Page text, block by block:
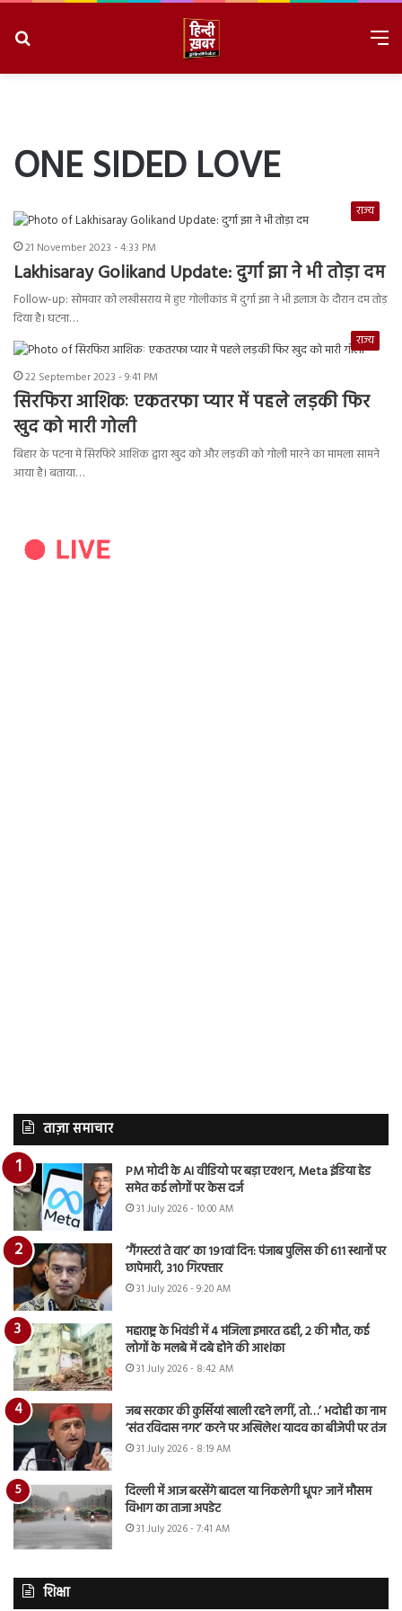
ONE SIDED LOVE
राज्य
21 November 2023 - 4:33 PM
Lakhisaray Golikand Update: दुर्गा झा ने भी तोड़ा दम
Follow-up: सोमवार को लखीसराय में हुए गोलीकांड में दुर्गा झा ने भी इलाज के दौरान दम तोड़
दिया है। घटना…
राज्य
22 September 2023 - 9:41 PM
सिरफिरा आशिकः एकतरफा प्यार में पहले लड़की फिर
खुद को मारी गोली
बिहार के पटना में सिरफिरे आशिक द्वारा खुद को और लड़की को गोली मारने का मामला सामने
आया है। बताया…
ताज़ा समाचार
PM मोदी के AI वीडियो पर बड़ा एक्शन, Meta इंडिया हेड
समेत कई लोगों पर केस दर्ज
31 July 2026 - 10:00 AM
‘गैंगस्टरां ते वार’ का 191वां दिन: पंजाब पुलिस की 611 स्थानों पर
छापेमारी, 310 गिरफ्तार
31 July 2026 - 9:20 AM
महाराष्ट्र के भिवंडी में 4 मंजिला इमारत ढही, 2 की मौत, कई
लोगों के मलबे में दबे होने की आशंका
31 July 2026 - 8:42 AM
जब सरकार की कुर्सियां खाली रहने लगीं, तो…’ भदोही का नाम
‘संत रविदास नगर’ करने पर अखिलेश यादव का बीजेपी पर तंज
31 July 2026 - 8:19 AM
दिल्ली में आज बरसेंगे बादल या निकलेगी धूप? जानें मौसम
विभाग का ताजा अपडेट
31 July 2026 - 7:41 AM
शिक्षा